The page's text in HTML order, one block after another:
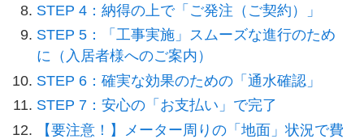
STEP 4：納得の上で「ご発注（ご契約）」
STEP 5：「工事実施」スムーズな進行のため
に（入居者様へのご案内）
STEP 6：確実な効果のための「通水確認」
STEP 7：安心の「お支払い」で完了
【要注意！】メーター周りの「地面」状況で費